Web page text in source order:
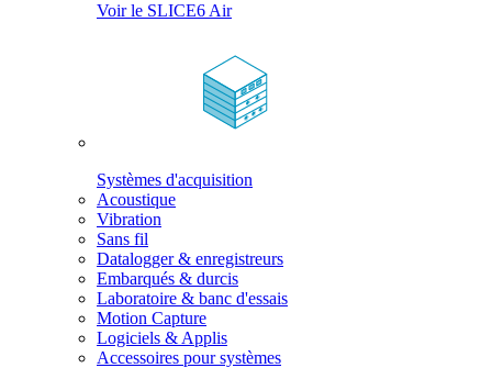
Voir le SLICE6 Air
Systèmes d'acquisition
Acoustique
Vibration
Sans fil
Datalogger & enregistreurs
Embarqués & durcis
Laboratoire & banc d'essais
Motion Capture
Logiciels & Applis
Accessoires pour systèmes